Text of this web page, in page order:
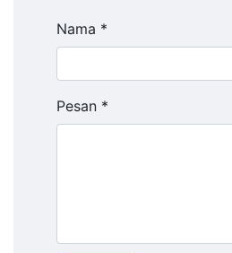
Nama *
Pesan *